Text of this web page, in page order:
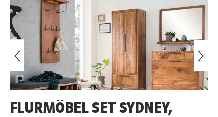
FLURMÖBEL SET SYDNEY,